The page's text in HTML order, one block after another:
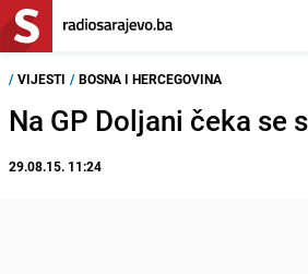
/ VIJESTI / BOSNA I HERCEGOVINA
Na GP Doljani čeka se
29.08.15. 11:24